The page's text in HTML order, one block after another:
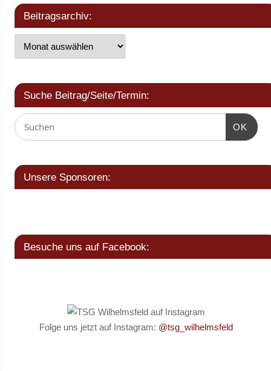
Beitragsarchiv:
Suche Beitrag/Seite/Termin:
OK
Unsere Sponsoren:
Besuche uns auf Facebook:
Folge uns jetzt auf Instagram: @tsg_wilhelmsfeld